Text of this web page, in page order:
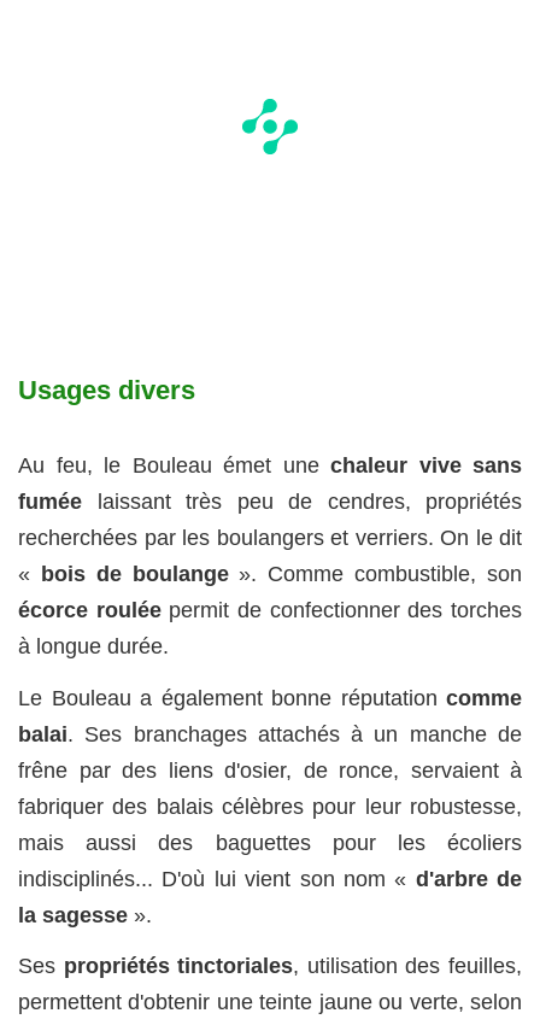
Usages divers
Au feu, le Bouleau émet une chaleur vive sans
fumée laissant très peu de cendres, propriétés
recherchées par les boulangers et verriers. On le dit
«
bois de boulange». Comme combustible, son
écorce rouléepermit de confectionner des torches
à longue durée.
Le Bouleau a également bonne réputation comme
balai. Ses branchages attachés à un manche de
frêne par des liens d'osier, de ronce, servaient à
fabriquer des balais célèbres pour leur robustesse,
mais aussi des baguettes pour les écoliers
indisciplinés... D'où lui vient son nom « d'arbre de
la sagesse ».
Ses propriétés tinctoriales, utilisation des feuilles,
permettent d'obtenir une teinte jaune ou verte, selon